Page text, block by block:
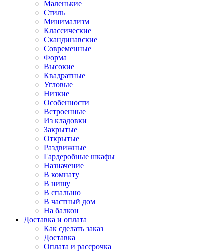
Маленькие
Стиль
Минимализм
Классические
Скандинавские
Современные
Форма
Высокие
Квадратные
Угловые
Низкие
Особенности
Встроенные
Из кладовки
Закрытые
Открытые
Раздвижные
Гардеробные шкафы
Назначение
В комнату
В нишу
В спальню
В частный дом
На балкон
Доставка и оплата
Как сделать заказ
Доставка
Оплата и рассрочка